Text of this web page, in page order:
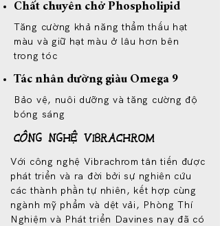
Chất chuyên chở Phospholipid
Tăng cường khả năng thẩm thấu hạt
màu và giữ hạt màu ở lâu hơn bên
trong tóc
Tác nhân dưỡng giàu Omega 9
Bảo vệ, nuôi dưỡng và tăng cường độ
bóng sáng
CÔNG NGHỆ VIBRACHROM
Với công nghệ Vibrachrom tân tiến được
phát triển và ra đời bởi sự nghiên cứu
các thành phần tự nhiên, kết hợp cùng
ngành mỹ phẩm và dệt vải, Phòng Thí
Nghiệm và Phát triển Davines nay đã có